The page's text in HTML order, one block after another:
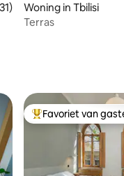
beoordeling van 4,91
Woning in Tbilisi
Terras
Topfavoriet van
Favoriet van